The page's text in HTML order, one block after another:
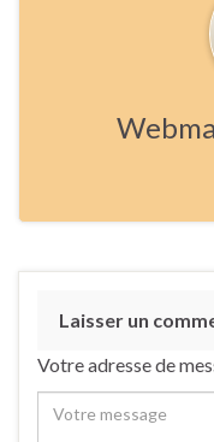
Laisser un
Votre adresse de